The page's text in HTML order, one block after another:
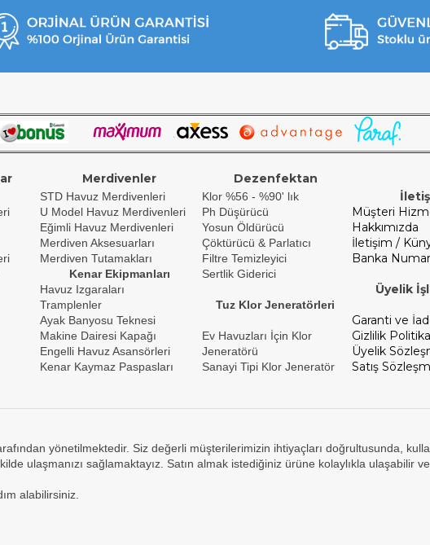
Merdivenler Dezenfektan
STD Havuz Merdivenleri
U Model Havuz Merdivenleri
Eğimli Havuz Merdivenleri
Merdiven Aksesuarları
Merdiven Tutamakları
Kenar Ekipmanları
Havuz Izgaraları
Tramplenler
Ayak Banyosu Teknesi
Makine Dairesi Kapağı
Engelli Havuz Asansörleri
Kenar Kaymaz Paspasları
Klor %56 - %90' lık
Ph Düşürücü
Yosun Öldürücü
Çöktürücü & Parlatıcı
Filtre Temizleyici
Sertlik Giderici
Tuz Klor Jeneratörleri
Ev Havuzları İçin Klor
Jeneratörü
Sanayi Tipi Klor Jeneratör
Müşteri
Hakkımızda
İletişim /
Banka
Üyelik
Garanti ve
Gizlilik
Üyelik
Satış
yönetilmektedir. Siz değerli müşterilerimizin ihtiyaçları doğrultusunda,
ulaşmanızı sağlamaktayız. Satın almak istediğiniz ürüne kolaylıkla ulaşabilir
alabilirsiniz.